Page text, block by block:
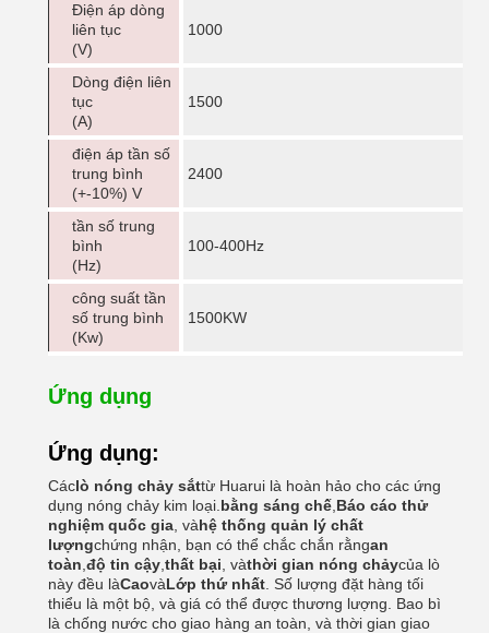
Điện áp dòng
liên tục
(V)
1000
Dòng điện liên
tục
(A)
1500
điện áp tần số
trung bình
(+-10%) V
2400
tần số trung
bình
(Hz)
100-400Hz
công suất tần
số trung bình
(Kw)
1500KW
Ứng dụng
Ứng dụng:
Cáclò nóng chảy sắttừ Huarui là hoàn hảo cho các ứng
dụng nóng chảy kim loại. bằng sáng chế Báo cáo thử
nghiệm quốc gia , vàhệ thống quản lý chất
lượngchứng nhận, bạn có thể chắc chắn rằngan
toàn độ tin cậy thất bại , vàthời gian nóng chảycủa lò
này đều làCaovàLớp thứ nhất . Số lượng đặt hàng tối
thiểu là một bộ, và giá có thể được thương lượng. Bao bì
là chống nước cho giao hàng an toàn, và thời gian giao